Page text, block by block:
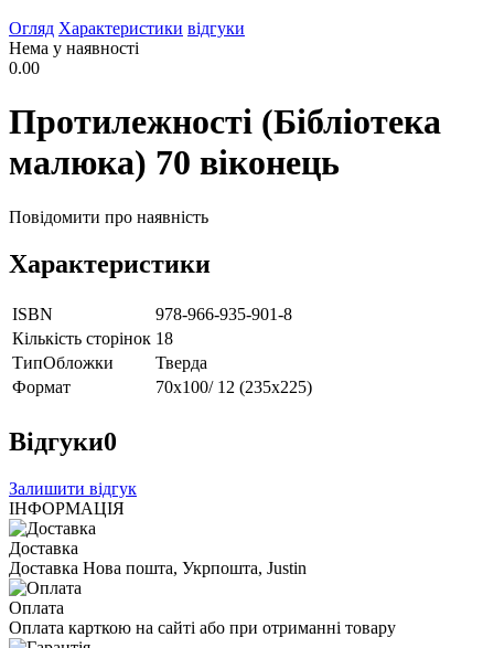
Огляд Характеристики відгуки
Нема у наявності
0.00
Протилежності (Бібліотека
малюка) 70 віконець
Повідомити про наявність
Характеристики
ISBN
978-966-935-901-8
Кількість сторінок 18
ТипОбложки
Тверда
Формат
70х100/ 12 (235х225)
Відгуки0
Залишити відгук
ІНФОРМАЦІЯ
Доставка
Доставка Нова пошта, Укрпошта, Justin
Оплата
Оплата карткою на сайті або при отриманні товару